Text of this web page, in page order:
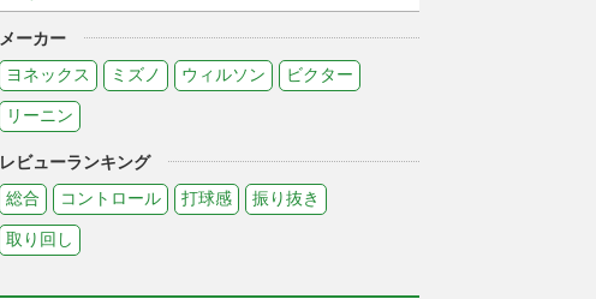
メーカー
ヨネックス
ミズノ ウィルソン ビクター
リーニン
レビューランキング
総合
コントロール 打球感 振り抜き
取り回し